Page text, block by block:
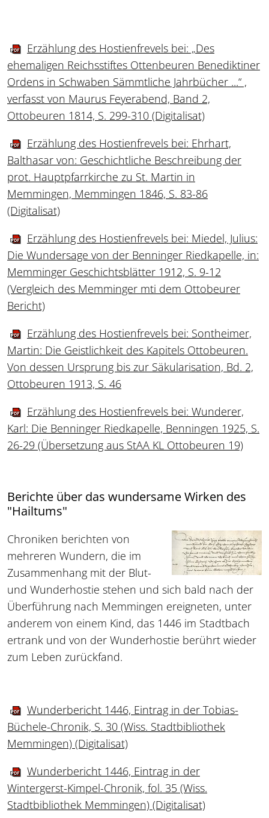
Erzählung des Hostienfrevels bei: „Des
ehemaligen Reichsstiftes Ottenbeuren Benediktiner
Ordens in Schwaben Sämmtliche Jahrbücher ...“ ,
verfasst von Maurus Feyerabend, Band 2,
Ottobeuren 1814, S. 299-310 (Digitalisat)
Erzählung des Hostienfrevels bei: Ehrhart,
Balthasar von: Geschichtliche Beschreibung der
prot. Hauptpfarrkirche zu St. Martin in
Memmingen, Memmingen 1846, S. 83-86
(Digitalisat)
Erzählung des Hostienfrevels bei: Miedel, Julius:
Die Wundersage von der Benninger Riedkapelle, in:
Memminger Geschichtsblätter 1912, S. 9-12
(Vergleich des Memminger mti dem Ottobeurer
Bericht)
Erzählung des Hostienfrevels bei: Sontheimer,
Martin: Die Geistlichkeit des Kapitels Ottobeuren.
Von dessen Ursprung bis zur Säkularisation, Bd. 2,
Ottobeuren 1913, S. 46
Erzählung des Hostienfrevels bei: Wunderer,
Karl: Die Benninger Riedkapelle, Benningen 1925, S.
26-29 (Übersetzung aus StAA KL Ottobeuren 19)
Berichte über das wundersame Wirken des
"Hailtums"
Chroniken berichten von
mehreren Wundern, die im
Zusammenhang mit der Blut-
und Wunderhostie stehen und sich bald nach der
Überführung nach Memmingen ereigneten, unter
anderem von einem Kind, das 1446 im Stadtbach
ertrank und von der Wunderhostie berührt wieder
zum Leben zurückfand.
Wunderbericht 1446, Eintrag in der Tobias-
Büchele-Chronik, S. 30 (Wiss. Stadtbibliothek
Memmingen) (Digitalisat)
Wunderbericht 1446, Eintrag in der
Wintergerst-Kimpel-Chronik, fol. 35 (Wiss.
Stadtbibliothek Memmingen) (Digitalisat)